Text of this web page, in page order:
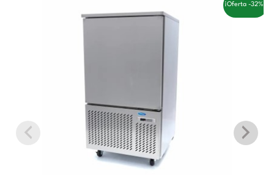
¡Oferta -32%!
original